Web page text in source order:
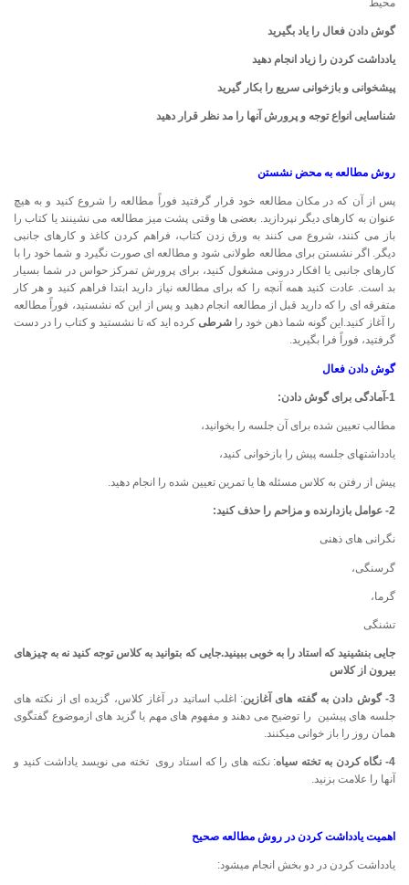
گوش دادن فعال را یاد بگیرید
یادداشت کردن را زیاد انجام دهید
پیشخوانی و بازخوانی سریع را بکار گیرید
شناسایی انواع توجه و پرورش آنها را مد نظر قرار دهید
روش مطالعه به محض نشستن
پس از آن كه در مكان مطالعه خود قرار گرفتید فوراً مطالعه را شروع كنید و به هیچ
عنوان به كارهای دیگر نپردازید. بعضی ها وقتی پشت میز مطالعه می نشینند یا كتاب را
باز می كنند، شروع می كنند به ورق زدن كتاب، فراهم كردن كاغذ و كارهای جانبی
دیگر. اگر نشستن برای مطالعه طولانی شود و مطالعه ای صورت نگیرد و شما خود را با
كارهای جانبی یا افكار درونی مشغول كنید، برای پرورش تمركز حواس در شما بسیار
بد است. عادت كنید همه آنچه را كه برای مطالعه نیاز دارید ابتدا فراهم كنید و هر كار
متفرقه ای را كه دارید قبل از مطالعه انجام دهید و پس از این كه نشستید، فوراً مطالعه
را آغاز كنید.این گونه شما ذهن خود را شرطی كرده اید كه تا نشستید و كتاب را در دست
گرفتید، فوراً فرا بگیرید.
گوش دادن فعال
1-آمادگی برای گوش دادن:
مطالب تعیین شده برای آن جلسه را بخوانید،
یادداشتهای جلسه پیش را بازخوانی کنید،
پیش از رفتن به کلاس مسئله ها یا تمرین تعیین شده را انجام دهید.
2- عوامل بازدارنده و مزاحم را حذف کنید:
نگرانی های ذهنی
گرسنگی،
گرما،
تشنگی
جایی بنشینید که استاد را به خوبی ببینید.جایی که بتوانید به کلاس توجه کنید نه به چیزهای
بیرون از کلاس
3- گوش دادن به گفته های آغازین
: اغلب اساتید در آغاز کلاس، گزیده ای از نکته های
جلسه های پیشین را توضیح می دهند و مفهوم های مهم یا گزید های ازموضوع گفتگوی
همان روز را باز خوانی میکنند.
4- نگاه کردن به تخته سیاه
: نکته های را که استاد روی تخته می نویسد یاداشت کنید و
آنها را علامت بزنید.
اهمیت یادداشت کردن در روش مطالعه صحیح
یادداشت کردن در دو بخش انجام میشود: